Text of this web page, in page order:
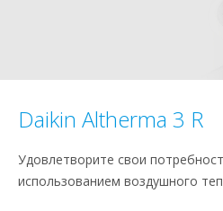
Daikin Altherma 3 R
Удовлетворите свои
использованием воздушного